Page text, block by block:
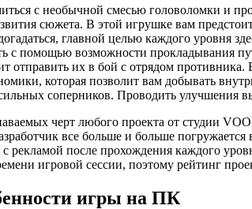
с необычной смесью головоломки и
сюжета. В этой игрушке вам
главной целью каждого уровня
с помощью возможности прокладывания
отправить их в бой с отрядом
которая позволит вам добывать
соперников. Проводить
черт любого проекта от студии
все больше и больше
с рекламой после прохождения каждого
игровой сессии, поэтому рейтинг
игры на ПК